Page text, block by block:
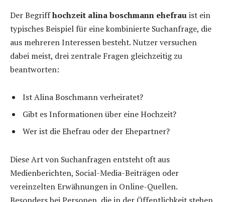
Der Begriffhochzeit alina boschmann ehefrauist ein
typisches Beispiel für eine kombinierte Suchanfrage, die
aus mehreren Interessen besteht. Nutzer versuchen
dabei meist, drei zentrale Fragen gleichzeitig zu
beantworten:
Ist Alina Boschmann verheiratet?
Gibt es Informationen über eine Hochzeit?
Wer ist die Ehefrau oder der Ehepartner?
Diese Art von Suchanfragen entsteht oft aus
Medienberichten, Social-Media-Beiträgen oder
vereinzelten Erwähnungen in Online-Quellen.